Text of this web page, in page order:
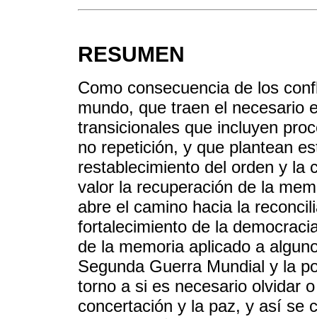
RESUMEN
Como consecuencia de los
mundo, que traen el necesario
transicionales que incluyen
no repetición, y que plantean
restablecimiento del orden y la
valor la recuperación de la
abre el camino hacia la
fortalecimiento de la
de la memoria aplicado a
Segunda Guerra Mundial y la
torno a si es necesario olvidar
concertación y la paz, y así se